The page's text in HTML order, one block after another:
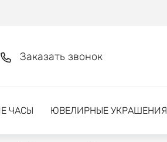
Заказать звонок
ЧАСЫ ЮВЕЛИРНЫЕ УКРАШЕНИЯ